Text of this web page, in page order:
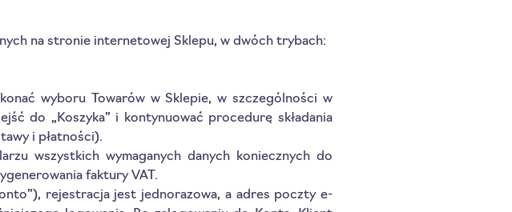
na stronie internetowej Sklepu, w dwóch trybach:
wyboru Towarów w Sklepie, w szczególności w
do „Koszyka” i kontynuować procedurę składania
i płatności).
wszystkich wymaganych danych koniecznych do
faktury VAT.
rejestracja jest jednorazowa, a adres poczty e-